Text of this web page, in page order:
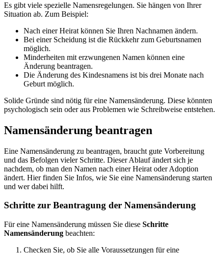
Es gibt viele spezielle Namensregelungen. Sie hängen von Ihrer
Situation ab. Zum Beispiel:
Nach einer Heirat können Sie Ihren Nachnamen ändern.
Bei einer Scheidung ist die Rückkehr zum Geburtsnamen
möglich.
Minderheiten mit erzwungenen Namen können eine
Änderung beantragen.
Die Änderung des Kindesnamens ist bis drei Monate nach
Geburt möglich.
Solide Gründe sind nötig für eine Namensänderung. Diese könnten
psychologisch sein oder aus Problemen wie Schreibweise entstehen.
Namensänderung beantragen
Eine Namensänderung zu beantragen, braucht gute Vorbereitung
und das Befolgen vieler Schritte. Dieser Ablauf ändert sich je
nachdem, ob man den Namen nach einer Heirat oder Adoption
ändert. Hier finden Sie Infos, wie Sie eine Namensänderung starten
und wer dabei hilft.
Schritte zur Beantragung der Namensänderung
Für eine Namensänderung müssen Sie diese Schritte
Namensänderung beachten:
Checken Sie, ob Sie alle Voraussetzungen für eine